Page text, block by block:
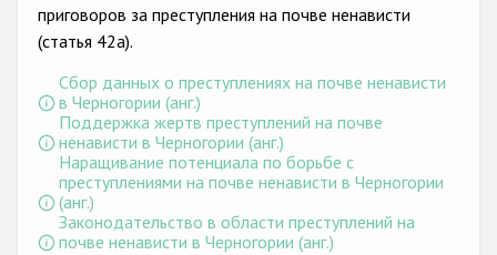
приговоров за преступления на почве ненависти
(статья 42a).
Сбор данных о преступлениях на почве ненависти
в Черногории (анг.)
Поддержка жертв преступлений на почве
ненависти в Черногории (анг.)
Наращивание потенциала по борьбе с
преступлениями на почве ненависти в Черногории
(анг.)
Законодательство в области преступлений на
почве ненависти в Черногории (анг.)